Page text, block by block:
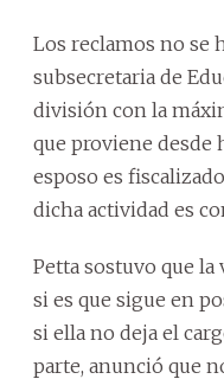
Los reclamos no se
subsecretaria de
división con la
que proviene desde
esposo es
dicha actividad es
Petta sostuvo que
si es que sigue en
si ella no deja el
parte, anunció que